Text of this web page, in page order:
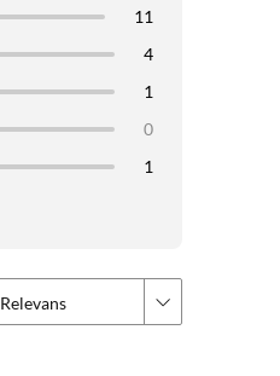
11
4
1
0
1
Relevans